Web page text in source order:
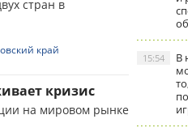
стран в
край
кризис
на мировом рынке
В
15:54